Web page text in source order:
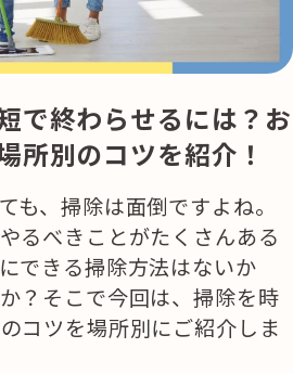
力店
ネーター紹介
で終わらせるには？お
所別のコツを紹介！
も、掃除は面倒ですよね。
るべきことがたくさんある
できる掃除方法はないか
？そこで今回は、掃除を時
コツを場所別にご紹介しま